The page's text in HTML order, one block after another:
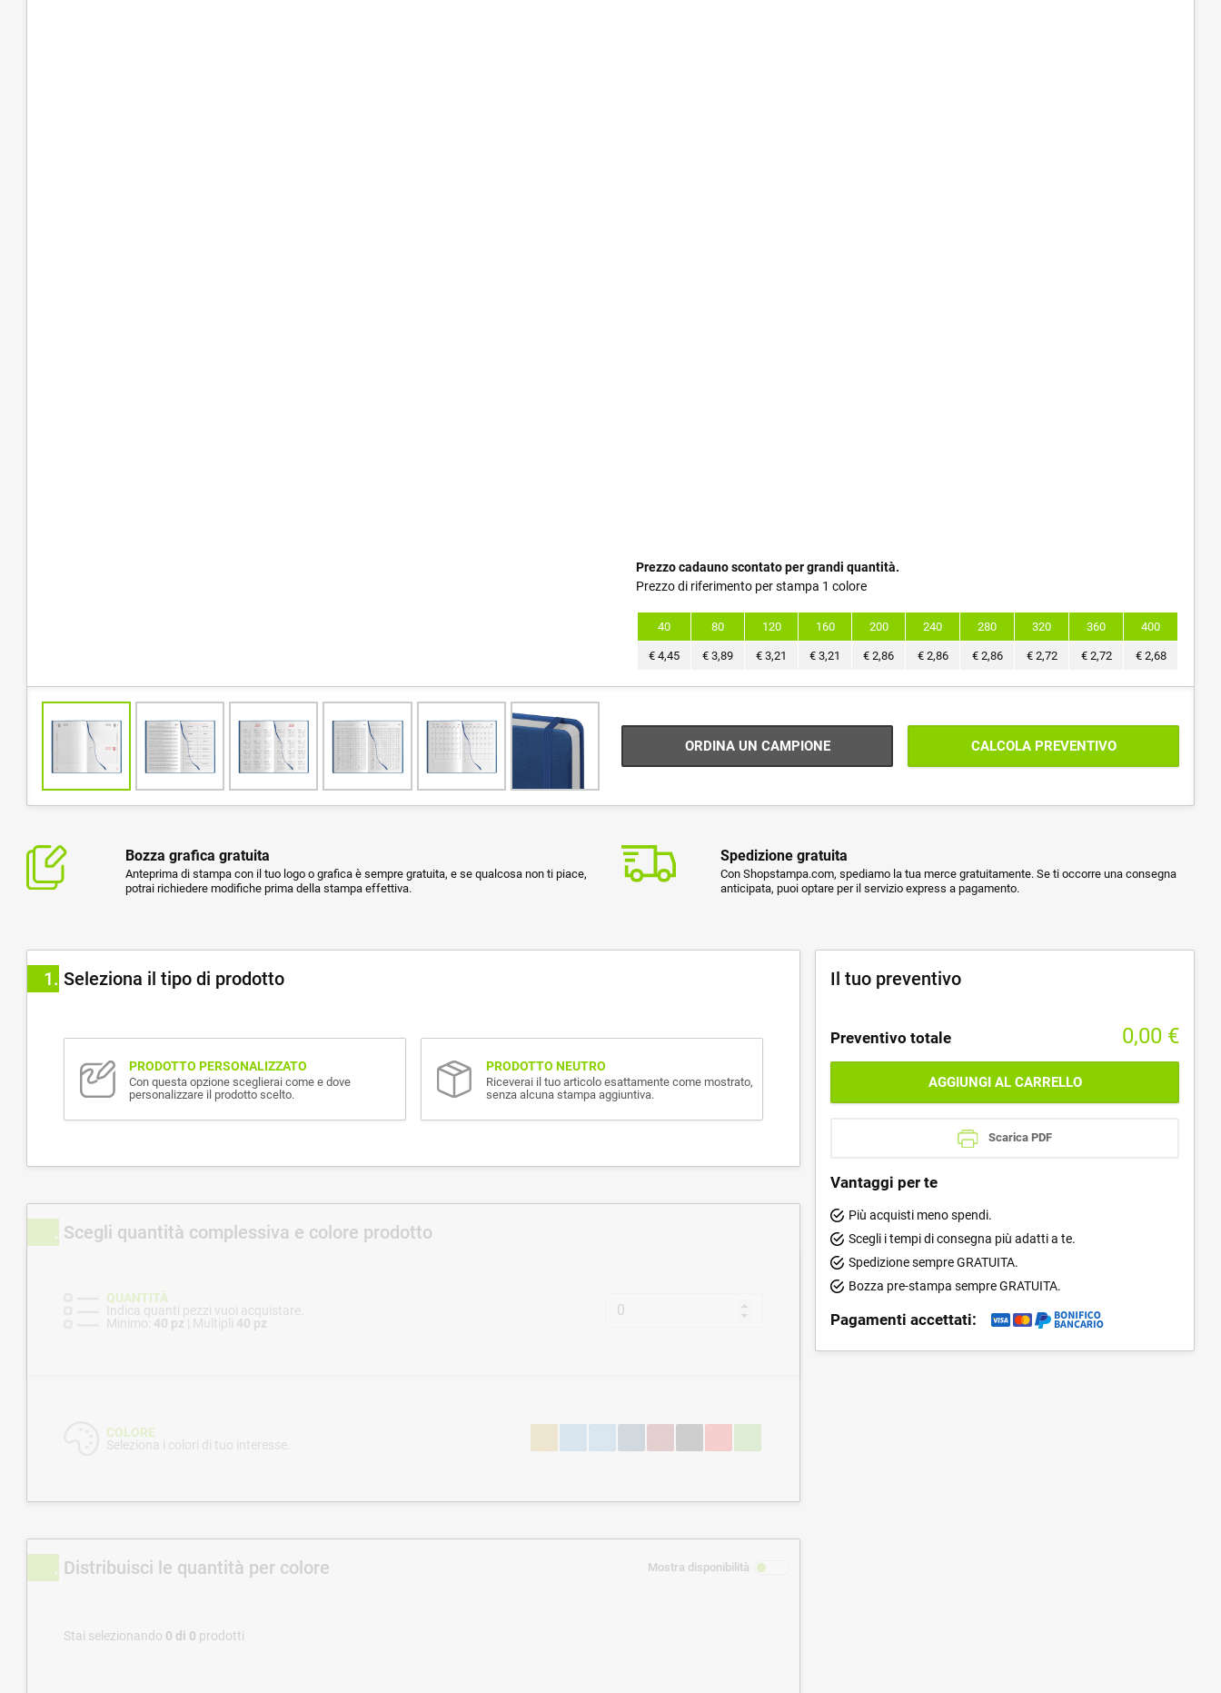
Prezzo cadauno scontato per grandi quantità.
Prezzo di riferimento per stampa 1 colore
40 80 120 160 200 240 280 320 360 400
€ 4,45 € 3,89 € 3,21 € 3,21 € 2,86 € 2,86 € 2,86 € 2,72 € 2,72 € 2,68
ORDINA UN CAMPIONE CALCOLA PREVENTIVO
Bozza grafica gratuita
Anteprima di stampa con il tuo logo o grafica è sempre gratuita, e se qualcosa non ti piace,
potrai richiedere modifiche prima della stampa effettiva.
Spedizione gratuita
Con Shopstampa.com, spediamo la tua merce gratuitamente. Se ti occorre una consegna
anticipata, puoi optare per il servizio express a pagamento.
1 Seleziona il tipo di prodotto
PRODOTTO PERSONALIZZATO
Con questa opzione sceglierai come e dove
personalizzare il prodotto scelto.
PRODOTTO NEUTRO
Riceverai il tuo articolo esattamente come mostrato,
senza alcuna stampa aggiuntiva.
Scegli quantità complessiva e colore prodotto
QUANTITÀ
Indica quanti pezzi vuoi acquistare.
Minimo: 40 pz | Multipli 40 pz
COLORE
Seleziona i colori di tuo interesse.
Distribuisci le quantità per colore Mostra disponibilità
Stai selezionando 0 di 0 prodotti
Il tuo preventivo
Preventivo totale 0,00 €
AGGIUNGI AL CARRELLO
Scarica PDF
Vantaggi per te
Più acquisti meno spendi.
Scegli i tempi di consegna più adatti a te.
Spedizione sempre GRATUITA.
Bozza pre-stampa sempre GRATUITA.
Pagamenti accettati: